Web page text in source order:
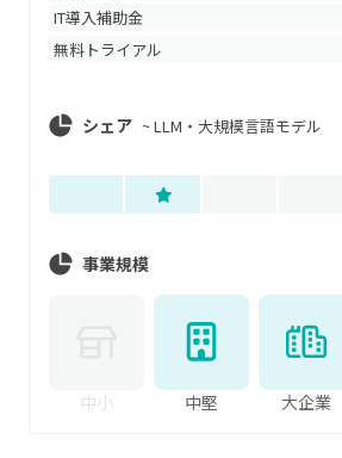
IT導入補助金
無料トライアル
シェア ~LLM・大規模言語モデル
事業規模
中小 中堅 大企業